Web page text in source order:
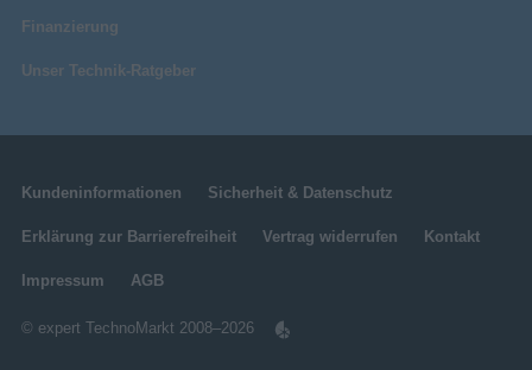
Finanzierung
Unser Technik-Ratgeber
Kundeninformationen Sicherheit & Datenschutz
Erklärung zur Barrierefreiheit Vertrag widerrufen Kontakt
Impressum AGB
© expert TechnoMarkt 2008–2026